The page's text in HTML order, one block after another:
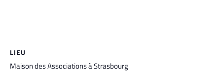
LIEU
Maison des Associations à Strasbourg